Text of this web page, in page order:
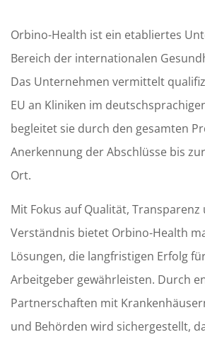
Orbino-Health ist ein etabliertes
Bereich der internationalen
Das Unternehmen vermittelt
EU an Kliniken im
begleitet sie durch den gesamten
Anerkennung der Abschlüsse bis
Ort.
Mit Fokus auf Qualität,
Verständnis bietet Orbino-Health
Lösungen, die langfristigen Erfolg
Arbeitgeber gewährleisten. Durch
Partnerschaften mit
und Behörden wird sichergestellt,